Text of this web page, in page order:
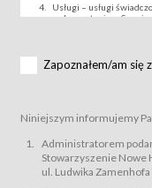
Usługi – usługi
wykorzystaniem
za pośrednictwem
podmiotom z branży
Bilety – wybrane
Usługodawcą i
przewidziane przez
do uczestnictwa w
Zapoznałem/am się
Niniejszym informujemy
Administratorem
Stowarzyszenie Nowe
ul. Ludwika Zamenhofa